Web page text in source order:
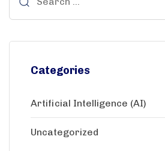
Categories
Artificial Intelligence (AI)
Uncategorized